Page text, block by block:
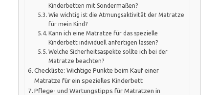
Kinderbetten mit Sondermaßen?
Wie wichtig ist die Atmungsaktivität der Matratze
für mein Kind?
Kann ich eine Matratze für das spezielle
Kinderbett individuell anfertigen lassen?
Welche Sicherheitsaspekte sollte ich bei der
Matratze beachten?
Checkliste: Wichtige Punkte beim Kauf einer
Matratze für ein spezielles Kinderbett
Pflege- und Wartungstipps für Matratzen in